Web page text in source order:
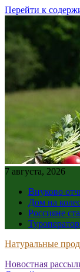
Перейти к
7 августа, 2026
Внуково
Дом на
Россияне
Натуральные
Новостная